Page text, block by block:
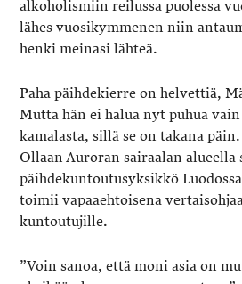
alkoholismiin reilussa puolessa
lähes vuosikymmenen niin
henki meinasi lähteä.
Paha päihdekierre on helvettiä,
Mutta hän ei halua nyt puhua
kamalasta, sillä se on takana
Ollaan Auroran sairaalan alueella
päihdekuntoutusyksikkö
toimii vapaaehtoisena
kuntoutujille.
”Voin sanoa, että moni asia on